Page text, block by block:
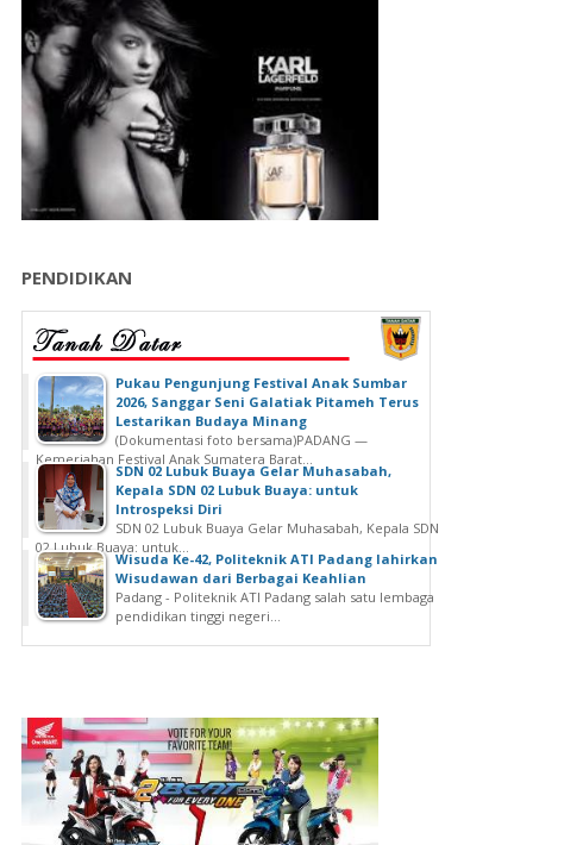
PENDIDIKAN
‎Pukau Pengunjung Festival Anak Sumbar
2026, Sanggar Seni Galatiak Pitameh Terus
Lestarikan Budaya Minang
(Dokumentasi foto bersama)‎‎PADANG —
Kemeriahan Festival Anak Sumatera Barat...
SDN 02 Lubuk Buaya Gelar Muhasabah,
Kepala SDN 02 Lubuk Buaya: untuk
Introspeksi Diri
SDN 02 Lubuk Buaya Gelar Muhasabah, Kepala SDN
02 Lubuk Buaya: untuk...
Wisuda Ke-42, Politeknik ATI Padang lahirkan
Wisudawan dari Berbagai Keahlian
Padang - Politeknik ATI Padang salah satu lembaga
pendidikan tinggi negeri...